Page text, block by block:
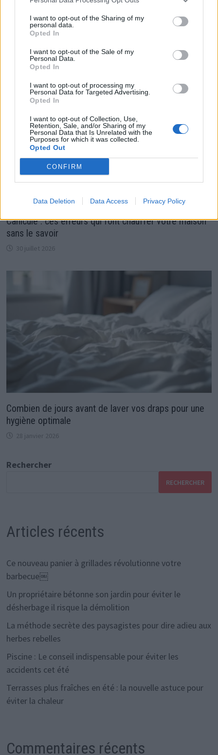
I want to opt-out of the Sharing of my
personal data.
Opted In
I want to opt-out of the Sale of my
Personal Data.
Opted In
I want to opt-out of processing my
Personal Data for Targeted Advertising.
Opted In
I want to opt-out of Collection, Use,
Retention, Sale, and/or Sharing of my
Personal Data that Is Unrelated with the
Purposes for which it was collected.
Opted Out
CONFIRM
Data Deletion Data Access Privacy Policy
Enedis renforce ses contrôles Linky et frappe fort
3 novembre 2025
Canicule : ces erreurs qui font chauffer votre maison
sans le savoir
30 juillet 2026
Combien de jours avant de laver vos draps pour une
hygiène optimale
28 janvier 2026
Rechercher
RECHERCHER
Articles récents
Ce nouveau panier à grillades révolutionne votre
barbecue￼
Un propriétaire bétonne son jardin pour éviter le
désherbage il risque la démolition
La méthode secrète des paysagistes pour dire adieu aux
herbes rebelles
Piscine : Le conseil indispensable pour éviter les
accidents cet été
Terrasses plus fraîches en été : la nouvelle astuce pour
éviter la chaleur
Commentaires récents